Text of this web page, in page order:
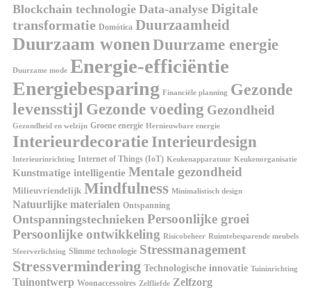
Blockchain technologie Data-analyse Digitale
transformatie Domótica Duurzaamheid
Duurzaam wonenDuurzame energie
Duurzame mode Energie-efficiëntie
Energiebesparing Financiële planning Gezonde
levensstijl Gezonde voeding Gezondheid
Gezondheid en welzijn Groene energie Hernieuwbare energie
InterieurdecoratieInterieurdesign
Interieurinrichting Internet of Things (IoT) Keukenapparatuur Keukenorganisatie
Kunstmatige intelligentie Mentale gezondheid
Milieuvriendelijk Mindfulness Minimalistisch design
Natuurlijke materialen Ontspanning
Ontspanningstechnieken Persoonlijke groei
Persoonlijke ontwikkeling Risicobeheer Ruimtebesparende meubels
Sfeerverlichting Slimme technologie Stressmanagement
Stressvermindering Technologische innovatie Tuininrichting
Tuinontwerp Woonaccessoires Zelfliefde Zelfzorg